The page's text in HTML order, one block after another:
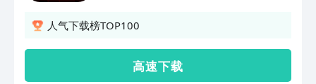
真实还原不同枪械特点，射速、射
和技巧，享受射击的快感，军团大战，无
限战场任你驰骋，更有虚空边境，未来战
人气下载榜TOP100
高 速 下 载